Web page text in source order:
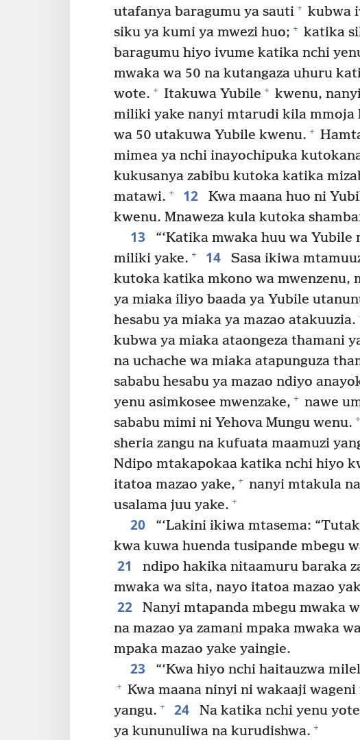
utafanya baragumu ya sauti + kubwa
siku ya kumi ya mwezi huo; + katika
baragumu hiyo ivume katika nchi
mwaka wa 50 na kutangaza uhuru
wote. + Itakuwa Yubile + kwenu,
miliki yake nanyi mtarudi kila mmoja
wa 50 utakuwa Yubile kwenu. +
mimea ya nchi inayochipuka
kukusanya zabibu kutoka katika
matawi. + 12
Kwa maana huo ni
kwenu. Mnaweza kula kutoka
13
“‘Katika mwaka huu wa
miliki yake. + 14
Sasa ikiwa
kutoka katika mkono wa mwenzenu,
ya miaka iliyo baada ya Yubile
hesabu ya miaka ya mazao atakuuzia.
kubwa ya miaka ataongeza thamani
na uchache wa miaka atapunguza
sababu hesabu ya mazao ndiyo
yenu asimkosee mwenzake, + nawe
sababu mimi ni Yehova Mungu wenu. +
sheria zangu na kufuata maamuzi
Ndipo mtakapokaa katika nchi hiyo
itatoa mazao yake, + nanyi mtakula
usalama juu yake. +
20
“‘Lakini ikiwa mtasema:
kwa kuwa huenda tusipande mbegu
21
ndipo hakika nitaamuru baraka
mwaka wa sita, nayo itatoa mazao
22
Nanyi mtapanda mbegu mwaka
na mazao ya zamani mpaka mwaka
mpaka mazao yake yaingie.
23 “‘Kwa hiyo nchi haitauzwa
+ Kwa maana ninyi ni wakaaji
yangu. + 24
Na katika nchi yenu
ya kununuliwa na kurudishwa. +